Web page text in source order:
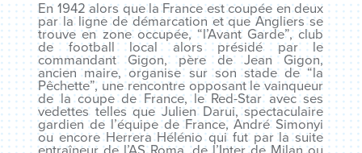
En 1942 alors que la France est coupée en deux
par la ligne de démarcation et que Angliers se
trouve en zone occupée, “l’Avant Garde”, club
de football local alors présidé par le
commandant Gigon, père de Jean Gigon,
ancien maire, organise sur son stade de “la
Pêchette”, une rencontre opposant le vainqueur
de la coupe de France, le Red-Star avec ses
vedettes telles que Julien Darui, spectaculaire
gardien de l’équipe de France, André Simonyi
ou encore Herrera Hélénio qui fut par la suite